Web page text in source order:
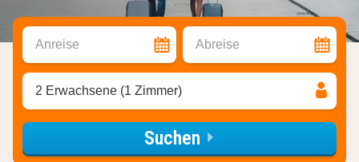
Anreise Abreise
2 Erwachsene (1 Zimmer)
Suchen